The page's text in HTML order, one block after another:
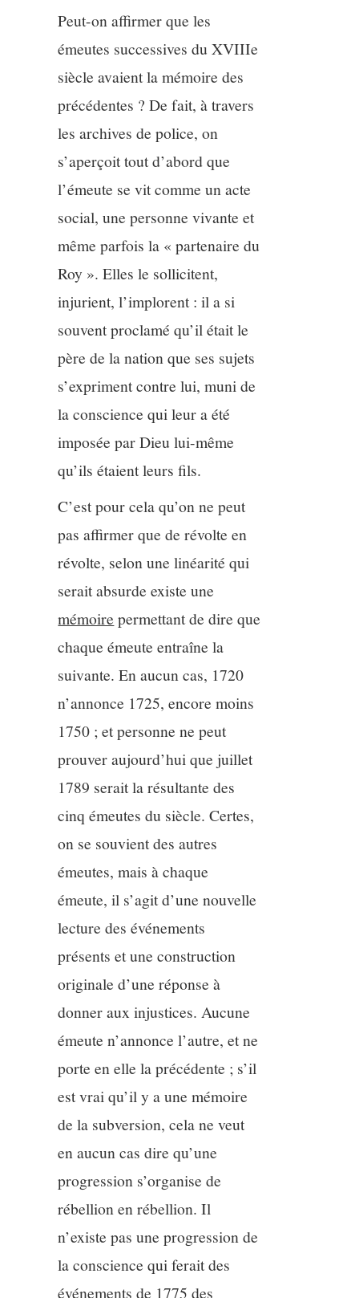
Peut-on affirmer que les
émeutes successives du XVIIIe
siècle avaient la mémoire des
précédentes ? De fait, à travers
les archives de police, on
s’aperçoit tout d’abord que
l’émeute se vit comme un acte
social, une personne vivante et
même parfois la « partenaire du
Roy ». Elles le sollicitent,
injurient, l’implorent : il a si
souvent proclamé qu’il était le
père de la nation que ses sujets
s’expriment contre lui, muni de
la conscience qui leur a été
imposée par Dieu lui-même
qu’ils étaient leurs fils.
C’est pour cela qu’on ne peut
pas affirmer que de révolte en
révolte, selon une linéarité qui
serait absurde existe une
mémoire permettant de dire que
chaque émeute entraîne la
suivante. En aucun cas, 1720
n’annonce 1725, encore moins
1750 ; et personne ne peut
prouver aujourd’hui que juillet
1789 serait la résultante des
cinq émeutes du siècle. Certes,
on se souvient des autres
émeutes, mais à chaque
émeute, il s’agit d’une nouvelle
lecture des événements
présents et une construction
originale d’une réponse à
donner aux injustices. Aucune
émeute n’annonce l’autre, et ne
porte en elle la précédente ; s’il
est vrai qu’il y a une mémoire
de la subversion, cela ne veut
en aucun cas dire qu’une
progression s’organise de
rébellion en rébellion. Il
n’existe pas une progression de
la conscience qui ferait des
événements de 1775 des